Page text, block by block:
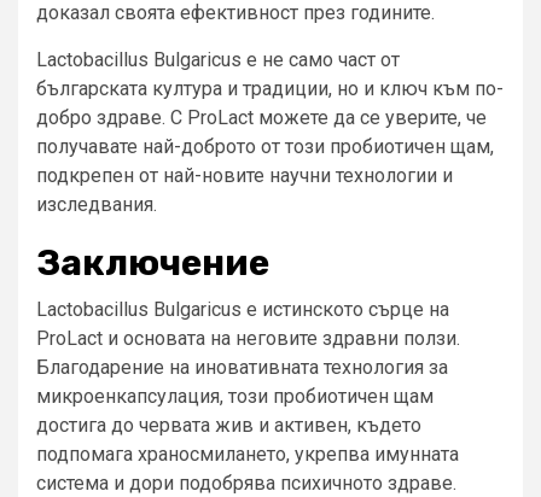
доказал своята ефективност през годините.
Lactobacillus Bulgaricus е не само част от
българската култура и традиции, но и ключ към по-
добро здраве. С ProLact можете да се уверите, че
получавате най-доброто от този пробиотичен щам,
подкрепен от най-новите научни технологии и
изследвания.
Заключение
Lactobacillus Bulgaricus е истинското сърце на
ProLact и основата на неговите здравни ползи.
Благодарение на иновативната технология за
микроенкапсулация, този пробиотичен щам
достига до червата жив и активен, където
подпомага храносмилането, укрепва имунната
система и дори подобрява психичното здраве.